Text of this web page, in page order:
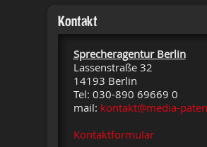
Kontakt
Sprecheragentur Berlin
Lassenstraße 32
14193 Berlin
Tel: 030-890 69669 0
mail: kontakt@media-
Kontaktformular